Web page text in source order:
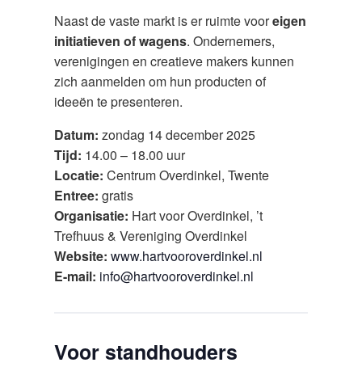
Naast de vaste markt is er ruimte vooreigen
initiatieven of wagens. Ondernemers,
verenigingen en creatieve makers kunnen
zich aanmelden om hun producten of
ideeën te presenteren.
Datum: zondag 14 december 2025
Tijd: 14.00 – 18.00 uur
Locatie: Centrum Overdinkel, Twente
Entree: gratis
Organisatie: Hart voor Overdinkel, ’t
Trefhuus & Vereniging Overdinkel
Website: www.hartvooroverdinkel.nl
E-mail: info@hartvooroverdinkel.nl
Voor standhouders